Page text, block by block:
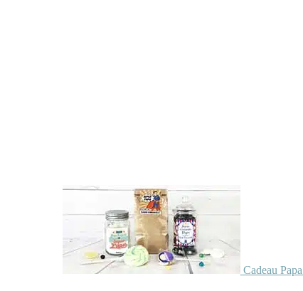
Cadeau